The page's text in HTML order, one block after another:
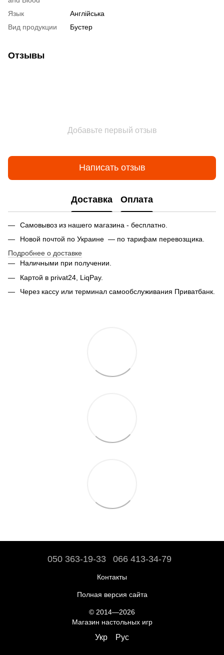
Язык
Англійська
Вид продукции
Бустер
Отзывы
Добавьте первый отзыв
Написать отзыв
Доставка Оплата
Самовывоз из нашего магазина - бесплатно.
Новой почтой по Украине — по тарифам перевозщика.
Подробнее о доставке
Наличными при получении.
Картой в privat24, LiqPay.
Через кассу или терминал самообслуживания Приватбанк.
050 363-19-33 066 413-34-79
Контакты
Полная версия сайта
© 2014—2026
Магазин настольных игр
Укр Рус